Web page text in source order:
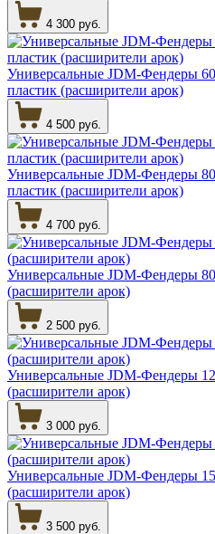
4 300 руб.
Универсальные JDM-Фендеры
пластик (расширители арок)
4 500 руб.
Универсальные JDM-Фендеры
пластик (расширители арок)
4 700 руб.
Универсальные JDM-Фендеры
(расширители арок)
2 500 руб.
Универсальные JDM-Фендеры
(расширители арок)
3 000 руб.
Универсальные JDM-Фендеры
(расширители арок)
3 500 руб.